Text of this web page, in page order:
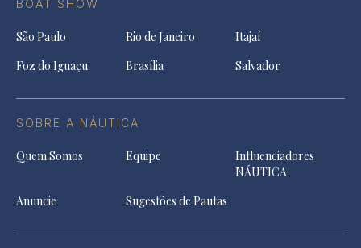
BOAT SHOW
São Paulo Rio de Janeiro
Itajaí
Foz do Iguaçu
Brasília Salvador
SOBRE A NÁUTICA
Quem Somos Equipe
Influenciadores
NÁUTICA
Anuncie
Sugestões de Pautas